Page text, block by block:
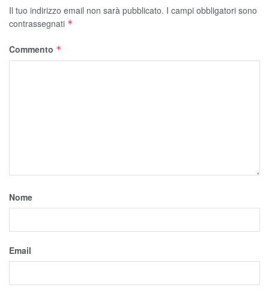
Il tuo indirizzo email non sarà pubblicato. I campi obbligatori sono
contrassegnati *
Commento *
Nome
Email